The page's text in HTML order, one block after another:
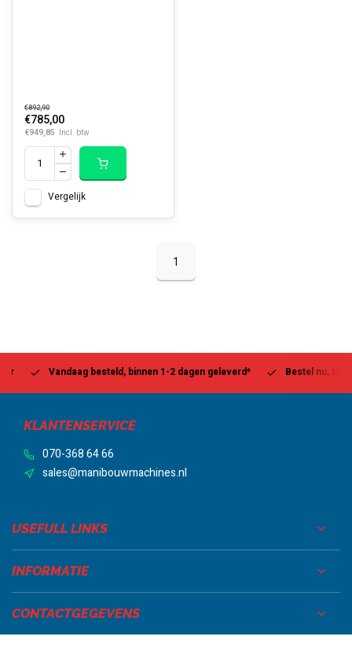
€892,90
€785,00
€949,85 Incl. btw
Vergelijk
1
Vandaag besteld, binnen 1-2 dagen geleverd* Bestel nu, betaal
KLANTENSERVICE
070-368 64 66
sales@manibouwmachines.nl
USEFULL LINKS
INFORMATIE
CONTACTGEGEVENS